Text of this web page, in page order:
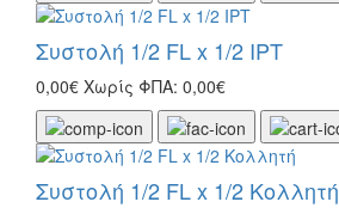
Συστολή 1/2 FL x 1/2 IPT
0,00€ Χωρίς ΦΠΑ: 0,00€
Συστολή 1/2 FL x 1/2 Κολλητή